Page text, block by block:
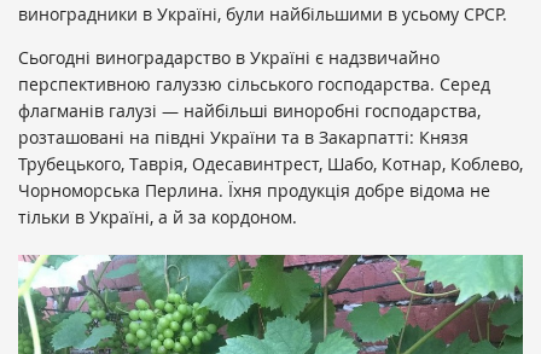
виноградники в Україні, були найбільшими в усьому СРСР.
Сьогодні виноградарство в Україні є надзвичайно
перспективною галуззю сільського господарства. Cеред
флагманів галузі — найбільші виноробні господарства,
розташовані на півдні України та в Закарпатті: Князя
Трубецького, Таврія, Одесавинтрест, Шабо, Котнар, Коблево,
Чорноморська Перлина. Їхня продукція добре відома не
тільки в Україні, а й за кордоном.